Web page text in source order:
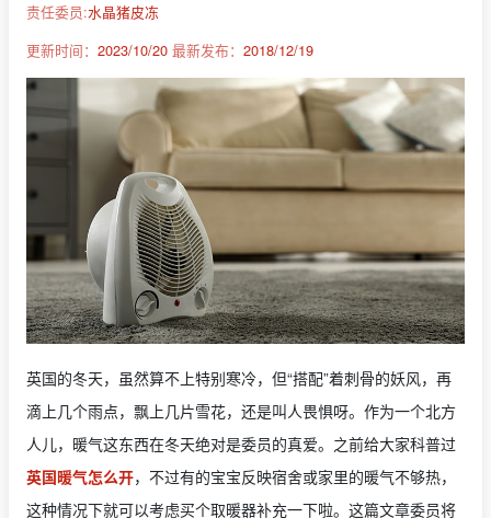
责任委员:水晶猪皮冻
更新时间： 2023/10/20 最新发布： 2018/12/19
英国的冬天，虽然算不上特别寒冷，但“搭配”着刺骨的妖风，再
滴上几个雨点，飘上几片雪花，还是叫人畏惧呀。作为一个北方
人儿，暖气这东西在冬天绝对是委员的真爱。之前给大家科普过
英国暖气怎么开，不过有的宝宝反映宿舍或家里的暖气不够热，
这种情况下就可以考虑买个取暖器补充一下啦。这篇文章委员将